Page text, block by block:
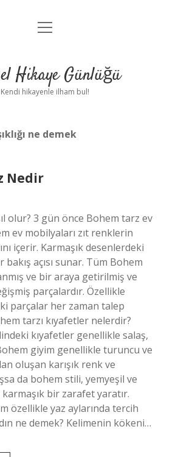
Anasayfa
Yasal Uyarı
menüyü
Hikaye Günlüğü
Kendi hikayenle ilham bul!
ne demek
Nedir
olur? 3 gün önce Bohem tarz ev
ev mobilyaları zıt renklerin
içerir. Karmaşık desenlerdeki
açısı sunar. Tüm Bohem
ve bir araya getirilmiş ve
parçalardır. Özellikle
parçalar her zaman talep
tarzı kıyafetler nelerdir?
kıyafetler genellikle salaş,
giyim genellikle turuncu ve
oluşan karışık renk ve
da bohem stili, yemyeşil ve
bir zarafet yaratır.
özellikle yaz aylarında tercih
ne demek? Kelimenin kökeni…